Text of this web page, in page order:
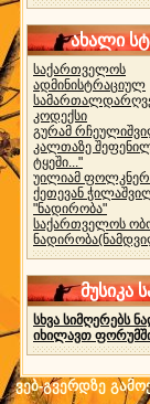
ახალი
საქართველოს
ადმინისტრაციულ
კოდექსი
გურამ
კალთაზე
ტყეში..."
უილიამ
ქეთევან
"ნადირობა"
საქართველოს
მუსიკა
სხვა სიმღერებს
იხილავთ
ვებ-გვერდზე